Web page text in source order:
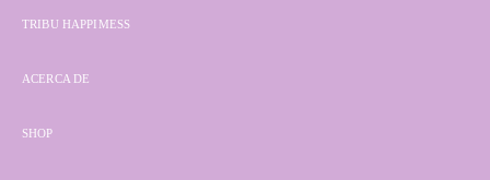
TRIBU HAPPIMESS
ACERCA DE
SHOP